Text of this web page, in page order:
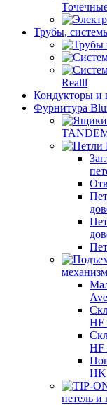
Трубы,
Realll
Кондукторы и
Фурнитура
HF
HF
HK
петель и